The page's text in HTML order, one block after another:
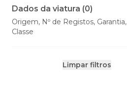
Dados da viatura (0)
Origem, Nº de Registos, Garantia,
Classe
Limpar filtros